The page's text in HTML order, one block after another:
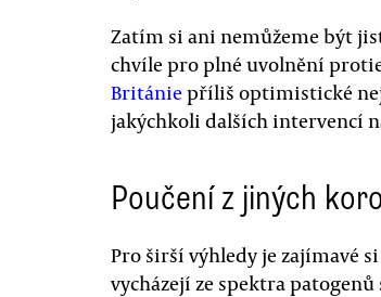
Zatím si ani nemůžeme být
chvíle pro plné uvolnění
Britániepříliš optimistické
jakýchkoli dalších intervencí
Poučení z jiných
Pro širší výhledy je zajímavé
vycházejí ze spektra